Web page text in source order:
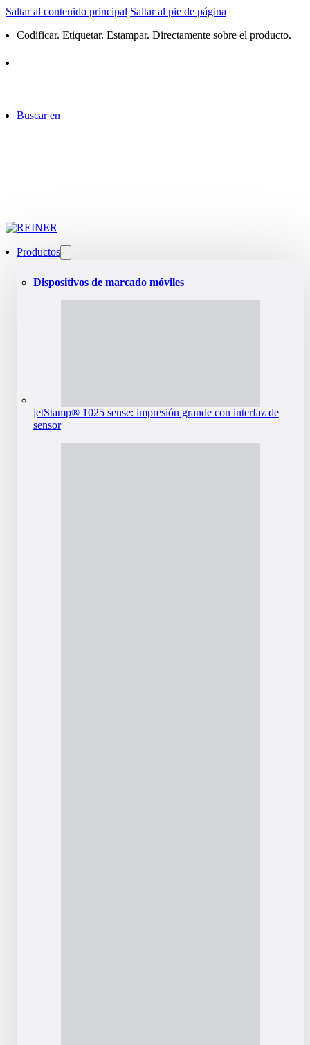
Saltar al contenido principal Saltar al pie de página
Codificar. Etiquetar. Estampar. Directamente sobre el producto.
Buscar en
Productos
Dispositivos de marcado móviles
jetStamp® 1025 sense: impresión grande con interfaz de
sensor